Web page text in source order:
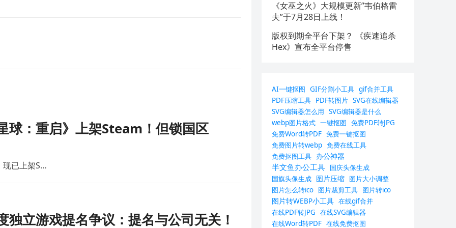
球：重启》上架Steam！但锁国区
现已上架S…
立游戏提名争议：提名与公司无关！
《女巫之火》大规模更新”韦伯格雷
夫”于7月28日上线！
版权到期全平台下架？ 《疾速追杀
Hex》宣布全平台停售
AI一键抠图 GIF分割小工具 gif合并工具
PDF压缩工具 PDF转图片 SVG在线编辑器
SVG编辑器怎么用 SVG编辑器是什么
webp图片格式 一键抠图 免费PDF转JPG
免费Word转PDF 免费一键抠图
免费图片转webp 免费在线工具
免费抠图工具 办公神器
半文鱼办公工具 国庆头像生成
国旗头像生成 图片压缩 图片大小调整
图片怎么转ico 图片裁剪工具 图片转ico
图片转WEBP小工具 在线gif合并
在线PDF转JPG 在线SVG编辑器
在线Word转PDF 在线免费抠图